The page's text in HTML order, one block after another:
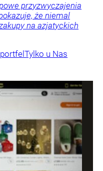
przyzwyczajenia
że niemal
na azjatyckich
Tylko u Nas